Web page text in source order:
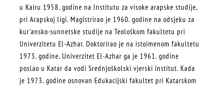
u Kairu 1958. godine na Institutu za visoke arapske studije,
pri Arapskoj ligi. Magistrirao je 1960. godine na odsjeku za
kur'ansko-sunnetske studije na Teološkom fakultetu pri
Univerzitetu El-Azhar. Doktorirao je na istoimenom fakultetu
1973. godine. Univerzitet El-Azhar ga je 1961. godine
poslao u Katar da vodi Srednjoškolski vjerski institut. Kada
je 1973. godine osnovan Edukacijski fakultet pri Katarskom